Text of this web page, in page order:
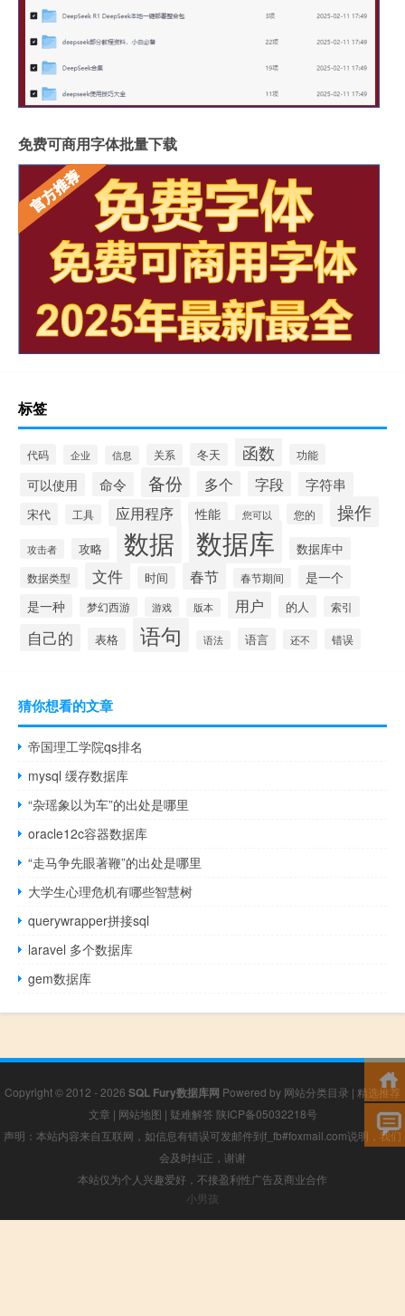
免费可商用字体批量下载
标签
代码 企业 信息 关系 冬天 函数 功能
可以使用 命令 备份 多个 字段 字符串
宋代 工具 应用程序 性能 您可以 您的 操作
攻击者 攻略 数据 数据库 数据库中
数据类型 文件 时间 春节 春节期间
是一个
是一种
梦幻西游 游戏 版本 用户 的人 索引
自己的 表格 语句 语法 语言 还不 错误
猜你想看的文章
帝国理工学院qs排名
mysql 缓存数据库
“杂瑶象以为车”的出处是哪里
oracle12c容器数据库
“走马争先眼著鞭”的出处是哪里
大学生心理危机有哪些智慧树
querywrapper拼接sql
laravel 多个数据库
gem数据库
Copyright © 2012 - 2026 SQL Fury数据库网 Powered by 网站分类目录 | 精选推荐
文章 | 网站地图 | 疑难解答 陕ICP备05032218号
声明：本站内容来自互联网，如信息有错误可发邮件到f_fb#foxmail.com说明，我们
会及时纠正，谢谢
本站仅为个人兴趣爱好，不接盈利性广告及商业合作
小男孩